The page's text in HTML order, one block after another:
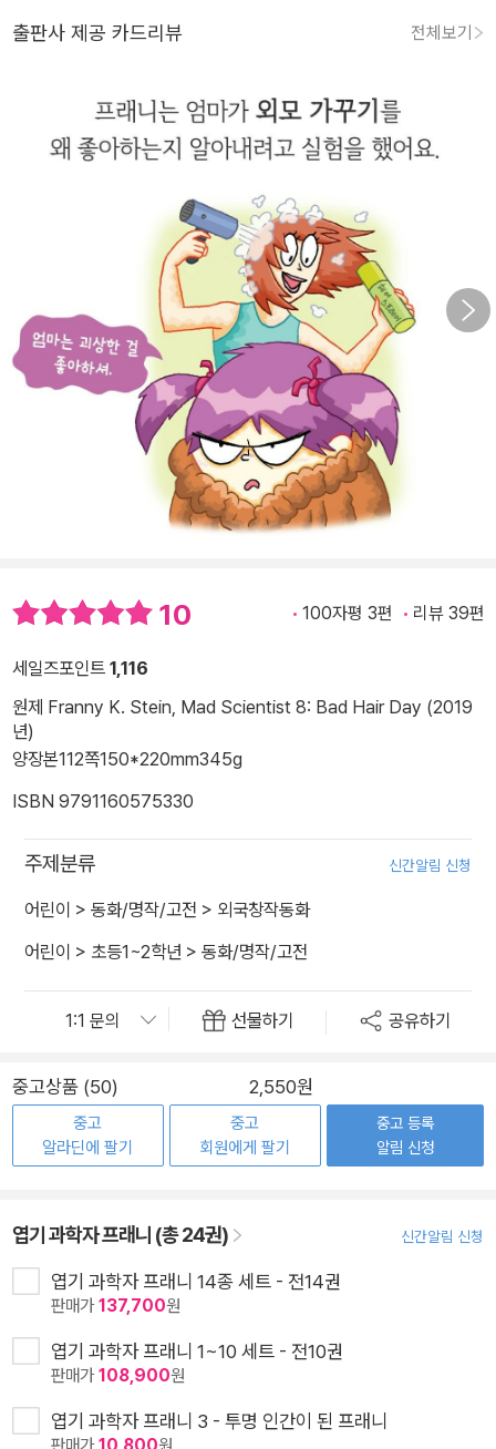
출판사 제공 카드리뷰 전체보기
10 100자평 3편 리뷰 39편
세일즈포인트 1,116
원제 Franny K. Stein, Mad Scientist 8: Bad Hair Day (2019
년)
양장본112쪽150*220mm345g
ISBN 9791160575330
주제분류 신간알림 신청
어린이 > 동화/명작/고전 > 외국창작동화
어린이 > 초등1~2학년 > 동화/명작/고전
선물하기 공유하기
중고상품 (50) 2,550원
중고
알라딘에 팔기
중고
회원에게 팔기
중고 등록
알림 신청
엽기 과학자 프래니 (총 24권) 신간알림 신청
엽기 과학자 프래니 14종 세트 - 전14권
판매가137,700원
엽기 과학자 프래니 1~10 세트 - 전10권
판매가108,900원
엽기 과학자 프래니 3 - 투명 인간이 된 프래니